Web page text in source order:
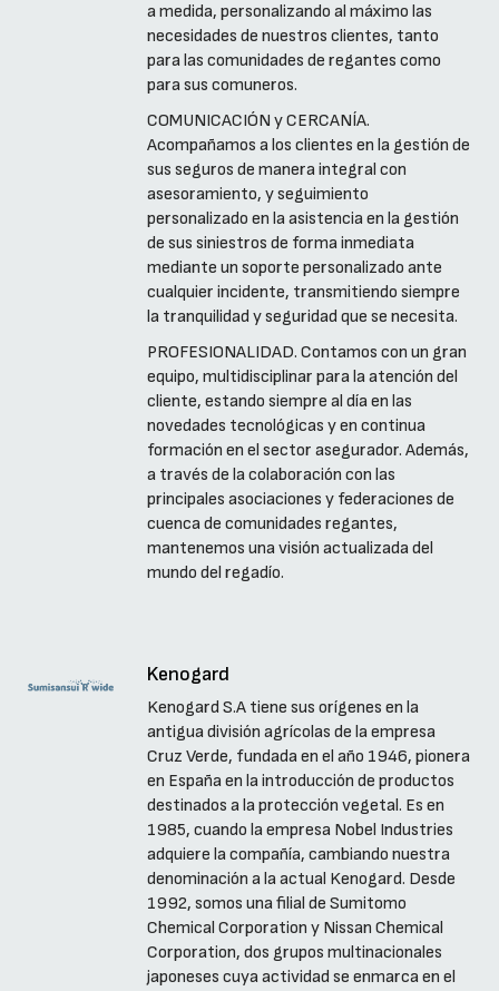
a medida, personalizando al máximo las
necesidades de nuestros clientes, tanto
para las comunidades de regantes como
para sus comuneros.
COMUNICACIÓN y CERCANÍA.
Acompañamos a los clientes en la gestión de
sus seguros de manera integral con
asesoramiento, y seguimiento
personalizado en la asistencia en la gestión
de sus siniestros de forma inmediata
mediante un soporte personalizado ante
cualquier incidente, transmitiendo siempre
la tranquilidad y seguridad que se necesita.
PROFESIONALIDAD. Contamos con un gran
equipo, multidisciplinar para la atención del
cliente, estando siempre al día en las
novedades tecnológicas y en continua
formación en el sector asegurador. Además,
a través de la colaboración con las
principales asociaciones y federaciones de
cuenca de comunidades regantes,
mantenemos una visión actualizada del
mundo del regadío.
Kenogard
Kenogard S.A tiene sus orígenes en la
antigua división agrícolas de la empresa
Cruz Verde, fundada en el año 1946, pionera
en España en la introducción de productos
destinados a la protección vegetal. Es en
1985, cuando la empresa Nobel Industries
adquiere la compañía, cambiando nuestra
denominación a la actual Kenogard. Desde
1992, somos una filial de Sumitomo
Chemical Corporation y Nissan Chemical
Corporation, dos grupos multinacionales
japoneses cuya actividad se enmarca en el